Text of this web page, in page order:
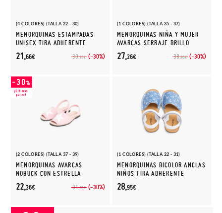
(4 COLORES) (TALLA 22 - 30)
MENORQUINAS ESTAMPADAS
UNISEX TIRA ADHERENTE
30,95€ (-30%)
21,66€
(1 COLORES) (TALLA 35 - 37)
MENORQUINAS NIÑA Y MUJER
AVARCAS SERRAJE BRILLO
38,95€ (-30%)
27,26€
(2 COLORES) (TALLA 37 - 39)
MENORQUINAS AVARCAS
NOBUCK CON ESTRELLA
31,95€ (-30%)
22,36€
(1 COLORES) (TALLA 22 - 31)
MENORQUINAS BICOLOR ANCLAS
NIÑOS TIRA ADHERENTE
28,95€